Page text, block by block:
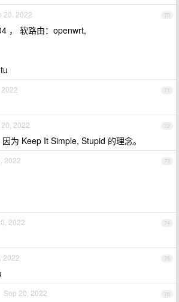
70
20, 2022
， 软路由：openwrt,
71
72
2022
为 Keep It Simple, Stupid 的理念。
73
2022
74
2022
75
2022
76
Sep 20, 2022